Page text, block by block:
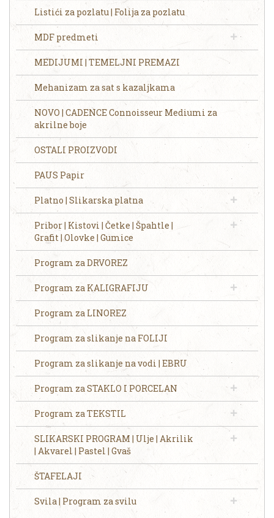
Listići za pozlatu | Folija za pozlatu
MDF predmeti
MEDIJUMI | TEMELJNI PREMAZI
Mehanizam za sat s kazaljkama
NOVO | CADENCE Connoisseur Mediumi za
akrilne boje
OSTALI PROIZVODI
PAUS Papir
Platno | Slikarska platna
Pribor | Kistovi | Četke | Špahtle |
Grafit | Olovke | Gumice
Program za DRVOREZ
Program za KALIGRAFIJU
Program za LINOREZ
Program za slikanje na FOLIJI
Program za slikanje na vodi | EBRU
Program za STAKLO I PORCELAN
Program za TEKSTIL
SLIKARSKI PROGRAM | Ulje | Akrilik
| Akvarel | Pastel | Gvaš
ŠTAFELAJI
Svila | Program za svilu